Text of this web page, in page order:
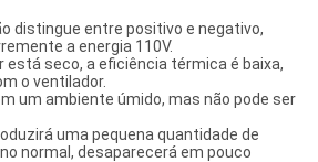
distingue entre positivo e negativo,
a energia 110V.
está seco, a eficiência térmica é baixa,
o ventilador.
um ambiente úmido, mas não pode ser
uma pequena quantidade de
normal, desaparecerá em pouco